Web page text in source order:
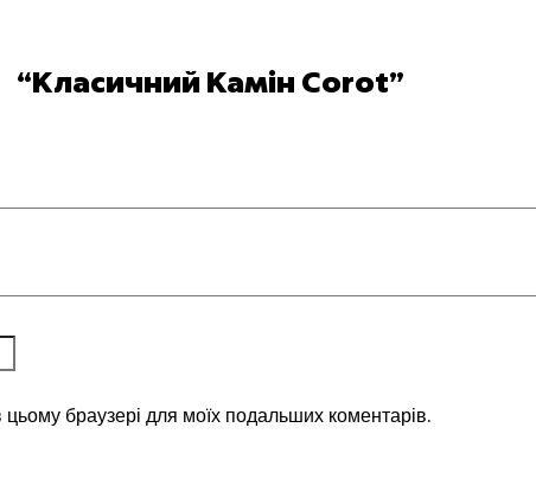
Камін Corot”
браузері для моїх подальших коментарів.